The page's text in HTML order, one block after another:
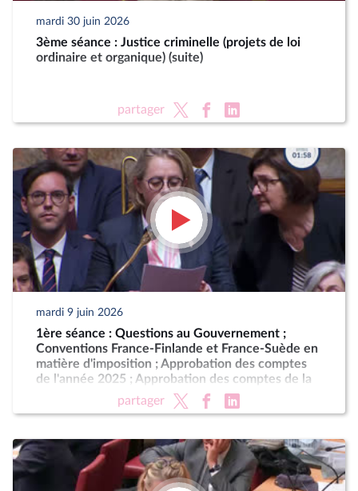
mardi 30 juin 2026
3ème séance : Justice criminelle (projets de loi
ordinaire et organique) (suite)
partager
mardi 9 juin 2026
1ère séance : Questions au Gouvernement ;
Conventions France-Finlande et France-Suède en
matière d'imposition ; Approbation des comptes
de l'année 2025 ; Approbation des comptes de la
sécurité sociale de l'année 2025
partager